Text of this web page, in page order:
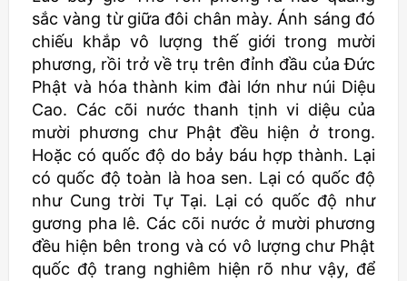
sắc vàng từ giữa đôi chân mày. Ánh sáng đó
chiếu khắp vô lượng thế giới trong mười
phương, rồi trở về trụ trên đỉnh đầu của Đức
Phật và hóa thành kim đài lớn như núi Diệu
Cao. Các cõi nước thanh tịnh vi diệu của
mười phương chư Phật đều hiện ở trong.
Hoặc có quốc độ do bảy báu hợp thành. Lại
có quốc độ toàn là hoa sen. Lại có quốc độ
như Cung trời Tự Tại. Lại có quốc độ như
gương pha lê. Các cõi nước ở mười phương
đều hiện bên trong và có vô lượng chư Phật
quốc độ trang nghiêm hiện rõ như vậy, để